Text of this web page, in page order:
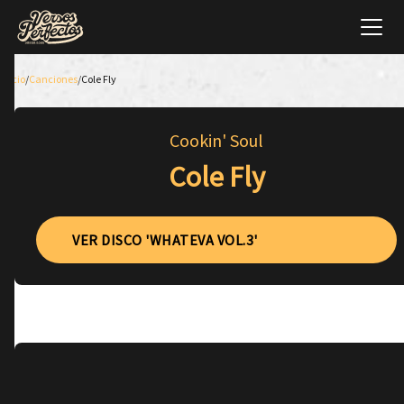
Inicio/Canciones/Cole Fly
Cookin' Soul
Cole Fly
VER DISCO 'WHATEVA VOL.3'